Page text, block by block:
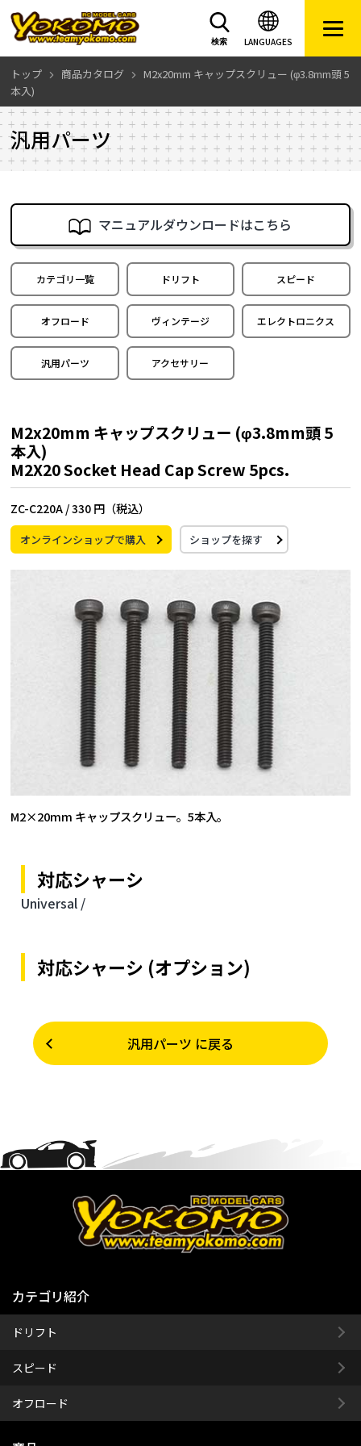
LANGUAGES
検索
トップ 商品カタログ
M2x20mm キャップスクリュー (φ3.8mm頭 5
本入)
汎用パーツ
マニュアルダウンロードはこちら
カテゴリ一覧 ドリフト スピード
オフロード ヴィンテージ エレクトロニクス
汎用パーツ アクセサリー
M2x20mm キャップスクリュー (φ3.8mm頭 5
本入)
M2X20 Socket Head Cap Screw 5pcs.
ZC-C220A /330 円（税込）
オンラインショップで購入 ショップを探す
M2×20mm キャップスクリュー。5本入。
対応シャーシ
Universal /
対応シャーシ (オプション)
汎用パーツ に戻る
カテゴリ紹介
ドリフト
スピード
オフロード